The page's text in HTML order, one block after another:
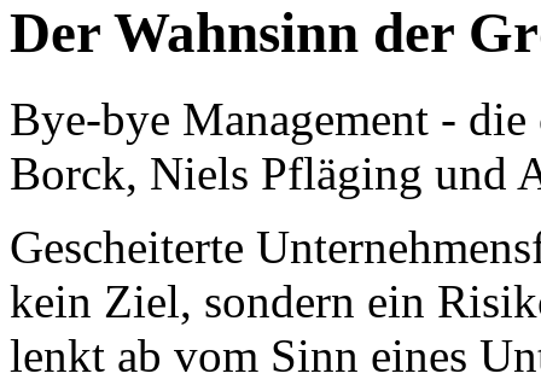
Der Wahnsinn der
Bye-bye Management -
Borck, Niels Pfläging und
Gescheiterte
kein Ziel, sondern ein
lenkt ab vom Sinn eines